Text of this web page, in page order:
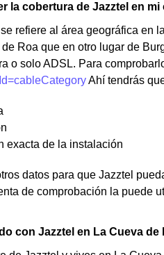
la cobertura de Jazztel en mi
refiere al área geográfica en
Roa que en otro lugar de
o solo ADSL. Para
Ahí tendrás
exacta de la instalación
datos para que Jazztel
de comprobación la puede
con Jazztel en La Cueva de